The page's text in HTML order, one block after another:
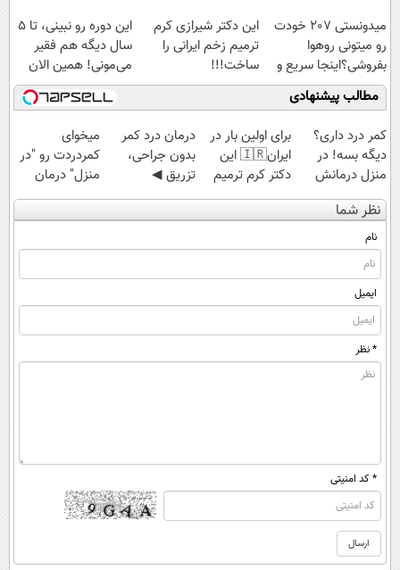
میدونستی 207 خودت
رو میتونی روهوا
بفروشی؟اینجا سریع و
راحت بفروش
این دکتر شیرازی کرم
ترمیم زخم ایرانی را
ساخت!!!
این دوره رو نبینی، تا 5
سال دیگه هم فقیر
می‌مونی! همین الان
ثبت نام کن
مطالب پیشنهادی
کمر درد داری؟
دیگه بسه! در
منزل درمانش
کن
(◀پرسش‌نامه)
برای اولین بار در
ایران🇮🇷 این
دکتر کرم ترمیم
کننده 23 روزه
ساخت!
درمان درد کمر
بدون جراحی،
تزریق ◀
پرسش‌نامه رو پر
کن ▶
میخوای
کمردردت رو "در
منزل" درمان
کنی؟ (◂فیلم +
◂پرسش‌نامه)
نظر شما
نام
ایمیل
* نظر
* کد امنیتی